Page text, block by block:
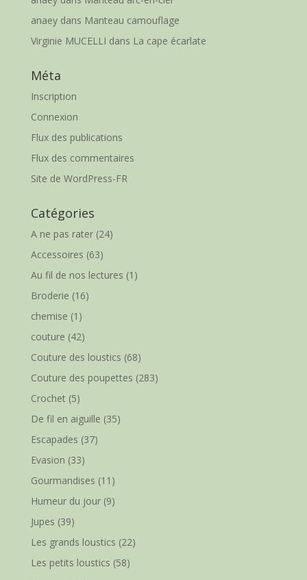
anaeydans Manteau camouflage
Virginie MUCELLI dans La cape écarlate
Méta
Inscription
Connexion
Flux des publications
Flux des commentaires
Site de WordPress-FR
Catégories
A ne pas rater(24)
Accessoires (63)
Au fil de nos lectures (1)
Broderie (16)
chemise (1)
couture (42)
Couture des loustics (68)
Couture des poupettes (283)
Crochet(5)
De fil en aiguille (35)
Escapades (37)
Evasion (33)
Gourmandises (11)
Humeur du jour(9)
Jupes (39)
Les grands loustics (22)
Les petits loustics (58)